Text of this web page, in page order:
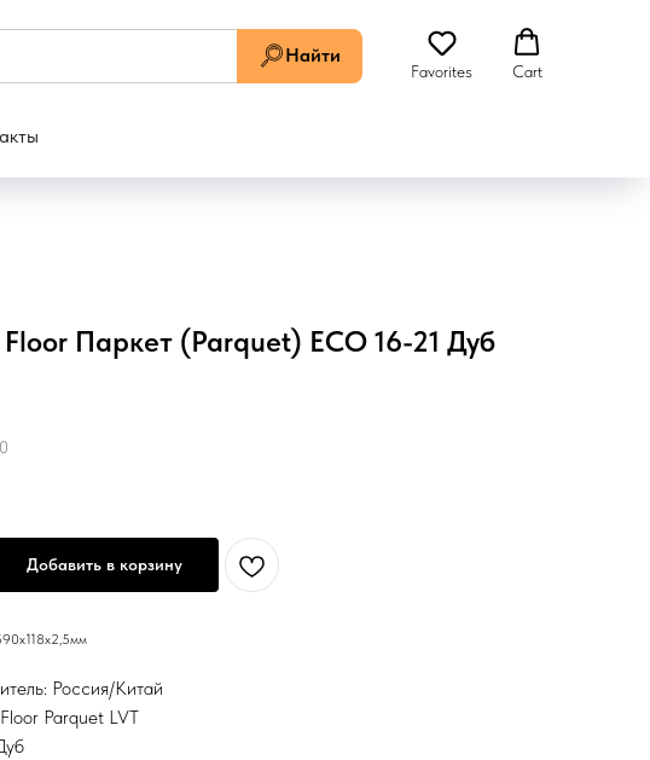
Найти
Favorites Cart
Паркет (Parquet) ECO 16-21 Дуб
Добавить в корзину
Россия/Китай
Parquet LVT